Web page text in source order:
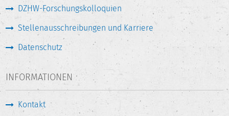
DZHW-Forschungskolloquien
Stellenausschreibungen und Karriere
Datenschutz
INFORMATIONEN
Kontakt